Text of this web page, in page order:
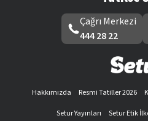
Çağrı Merkezi
444 28 22
Hakkımızda Resmi Tatiller 2026
Setur Yayınları
Setur Etik